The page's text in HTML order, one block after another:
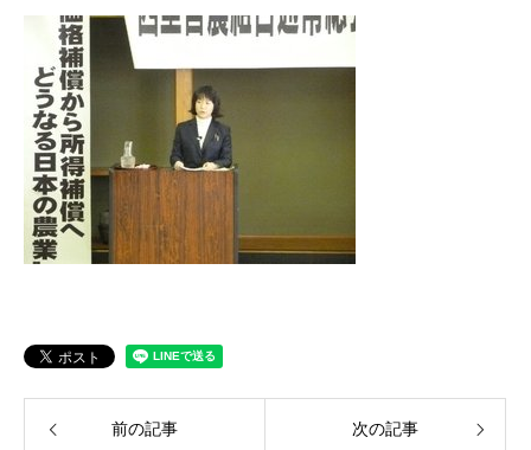
前の記事 次の記事